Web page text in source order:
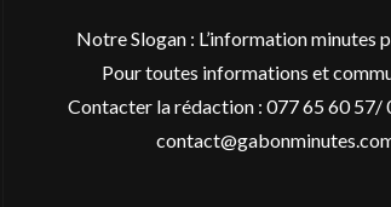
Notre Slogan : L’information minutes
Pour toutes informations et
Contacter la rédaction : 077 65 60 57/